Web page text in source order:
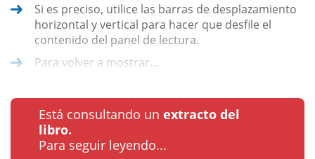
Si es preciso, utilice las barras de desplazamiento
horizontal y vertical para hacer que desfile el
contenido del panel de lectura.
Para volver a mostrar...
Está consultando un extracto del
libro.
Para seguir leyendo...